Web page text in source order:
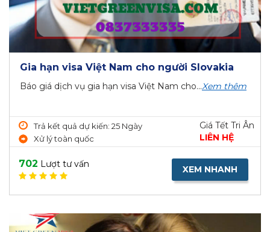
Gia hạn visa Việt Nam cho người Slovakia
Báo giá dịch vụ gia hạn visa Việt Nam cho...Xem thêm
Trả kết quả dự kiến: 25 Ngày
Xử lý toàn quốc
Giá Tết Tri Ân
LIÊN HỆ
702 Lượt tư vấn XEM NHANH